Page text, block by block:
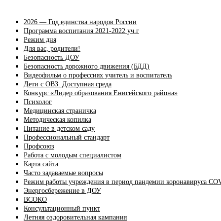
2026 — Год единства народов России
Программа воспитания 2021-2022 уч.г
Режим дня
Для вас, родители!
Безопасность ДОУ
Безопасность дорожного движения (БДД)
Видеофильм о профессиях учитель и воспитатель
Дети с ОВЗ. Доступная среда
Конкурс «Лидер образования Енисейского района»
Психолог
Медицинская страничка
Методическая копилка
Питание в детском саду
Профессиональный стандарт
Профсоюз
Работа с молодым специалистом
Карта сайта
Часто задаваемые вопросы
Режим работы учреждения в период пандемии коронавируса
Энергосбережение в ДОУ
ВСОКО
Консультационный пункт
Летняя оздоровительная кампания